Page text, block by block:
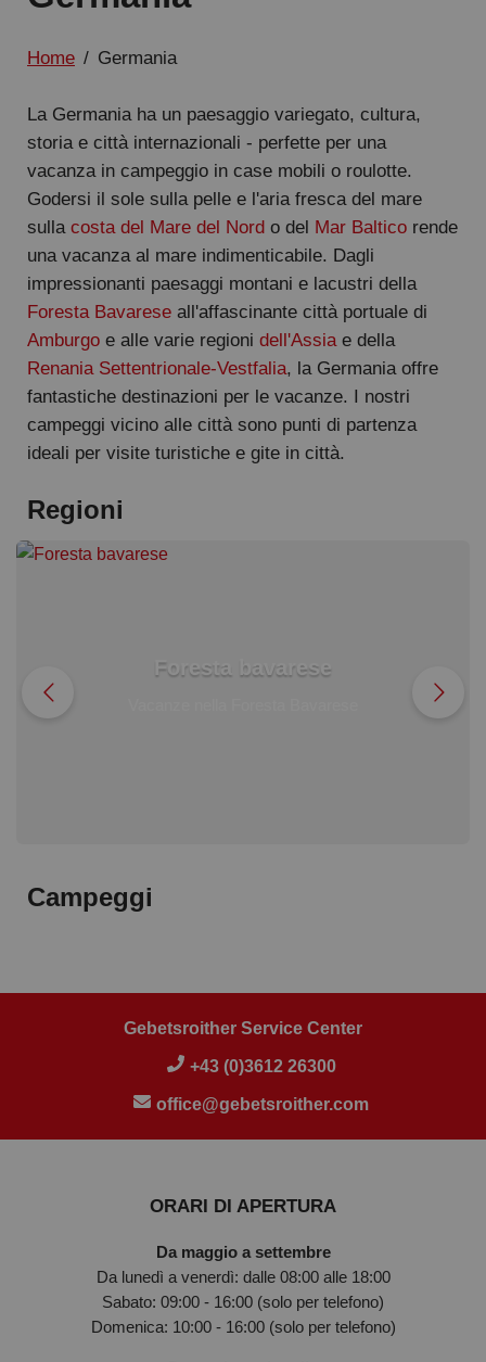
Home / Germania
La Germania ha un paesaggio variegato, cultura,
storia e città internazionali - perfette per una
vacanza in campeggio in case mobili o roulotte.
Godersi il sole sulla pelle e l'aria fresca del mare
sulla costa del Mare del Nord o del Mar Baltico rende
una vacanza al mare indimenticabile. Dagli
impressionanti paesaggi montani e lacustri della
Foresta Bavarese all'affascinante città portuale di
Amburgo e alle varie regioni dell'Assia e della
Renania Settentrionale-Vestfalia, la Germania offre
fantastiche destinazioni per le vacanze. I nostri
campeggi vicino alle città sono punti di partenza
ideali per visite turistiche e gite in città.
Regioni
Foresta bavarese
Campeggi
Gebetsroither Service Center
+43 (0)3612 26300
office@gebetsroither.com
ORARI DI APERTURA
Da maggio a settembre
Da lunedì a venerdì: dalle 08:00 alle 18:00
Sabato: 09:00 - 16:00 (solo per telefono)
Domenica: 10:00 - 16:00 (solo per telefono)